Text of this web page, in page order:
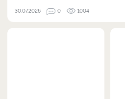
30.07.2026 0 1004